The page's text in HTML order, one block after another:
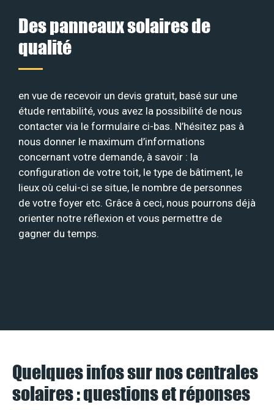
Des panneaux solaires de
qualité
en vue de recevoir un devis gratuit, basé sur une
étude rentabilité, vous avez la possibilité de nous
contacter via le formulaire ci-bas. N’hésitez pas à
nous donner le maximum d’informations
concernant votre demande, à savoir : la
configuration de votre toit, le type de bâtiment, le
lieux où celui-ci se situe, le nombre de personnes
de votre foyer etc. Grâce à ceci, nous pourrons déjà
orienter notre réflexion et vous permettre de
gagner du temps.
Quelques infos sur nos centrales
solaires : questions et réponses